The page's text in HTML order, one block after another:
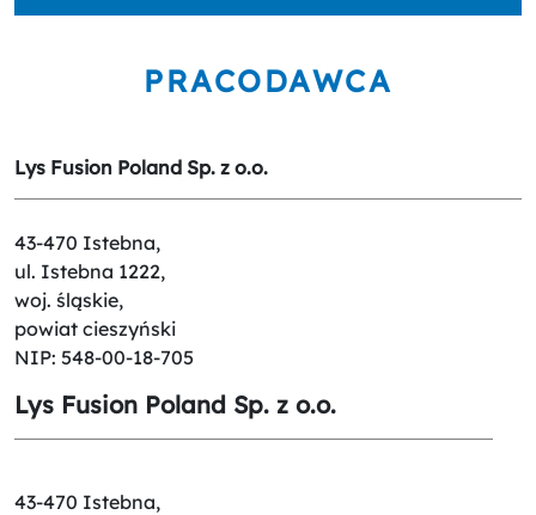
PRACODAWCA
Lys Fusion Poland Sp. z o.o.
43-470 Istebna,
ul. Istebna 1222,
woj. śląskie,
powiat cieszyński
NIP: 548-00-18-705
Lys Fusion Poland Sp. z o.o.
43-470 Istebna,